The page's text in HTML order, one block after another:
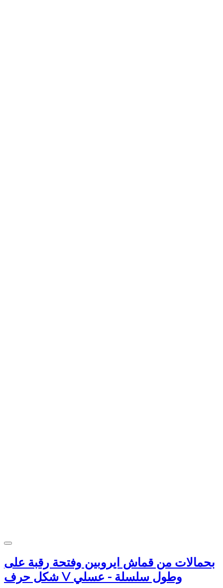
بحمالات من قماش ايروبين وفتحة رقبة على
شكل حرف V وطول سلسلة - عسلي